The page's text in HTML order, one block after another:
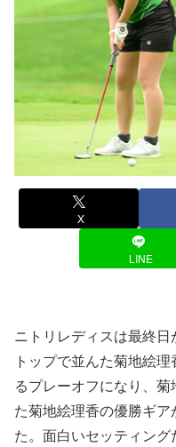
X
LINE
ニトリレディスは最終
トップで並んた菊地絵
るプレーオフになり、
た菊地絵理香の優勝ギ
た。面白いセッティン